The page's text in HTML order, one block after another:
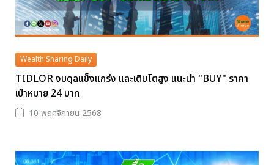
Wealth Sharing Daily
TIDLOR งบดุลแข็งแกร่ง และเติบโตสูง แนะนำ "BUY" ราคา
เป้าหมาย 24 บาท
10 พฤศจิกายน 2568